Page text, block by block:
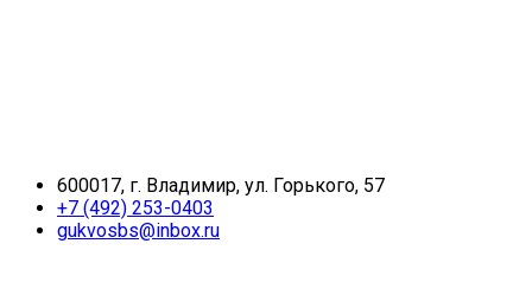
600017, г. Владимир, ул. Горького, 57
+7 (492) 253-0403
gukvosbs@inbox.ru